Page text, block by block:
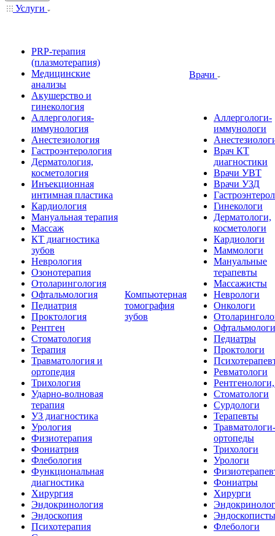
Услуги
PRP-терапия
(плазмотерапия)
Медицинские
анализы
Акушерство и
гинекология
Аллергология-
иммунология
Анестезиология
Гастроэнтерология
Дерматология,
косметология
Инъекционная
интимная пластика
Кардиология
Мануальная терапия
Массаж
КТ диагностика
зубов
Неврология
Озонотерапия
Отоларингология
Офтальмология
Педиатрия
Проктология
Рентген
Стоматология
Терапия
Травматология и
ортопедия
Трихология
Ударно-волновая
терапия
УЗ диагностика
Урология
Физиотерапия
Фониатрия
Флебология
Функциональная
диагностика
Хирургия
Эндокринология
Эндоскопия
Психотерапия
Компьютерная
томография
зубов
Врачи
Аллергологи-
иммунологи
Врач КТ
диагностики
Врачи УВТ
Врачи УЗД
Гинекологи
Дерматологи,
косметологи
Кардиологи
Маммологи
Мануальные
терапевты
Массажисты
Неврологи
Онкологи
Офтальмологи
Педиатры
Проктологи
Ревматологи
Стоматологи
Сурдологи
Терапевты
Травматологи-
ортопеды
Трихологи
Урологи
Фониатры
Хирурги
Эндоскописты
Флебологи